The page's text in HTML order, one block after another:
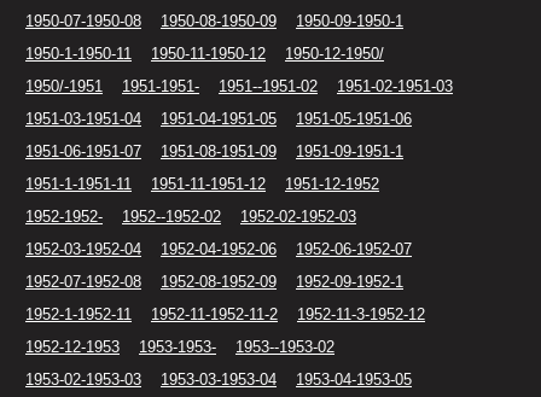
1950-07-1950-08
1950-08-1950-09
1950-09-1950-1
1950-1-1950-11
1950-11-1950-12
1950-12-1950/
1950/-1951
1951-1951- 1951--1951-02
1951-02-1951-03
1951-03-1951-04
1951-04-1951-05
1951-05-1951-06
1951-06-1951-07
1951-08-1951-09
1951-09-1951-1
1951-1-1951-11
1951-11-1951-12
1951-12-1952
1952-1952-
1952--1952-02
1952-02-1952-03
1952-03-1952-04
1952-04-1952-06
1952-06-1952-07
1952-07-1952-08
1952-08-1952-09
1952-09-1952-1
1952-1-1952-11
1952-11-1952-11-2
1952-11-3-1952-12
1952-12-1953
1953-1953-
1953--1953-02
1953-02-1953-03
1953-03-1953-04 1953-04-1953-05